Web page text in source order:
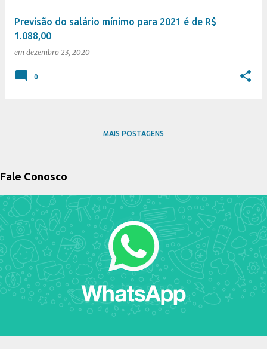
Previsão do salário mínimo para 2021 é de R$
1.088,00
em dezembro 23, 2020
0
MAIS POSTAGENS
Fale Conosco